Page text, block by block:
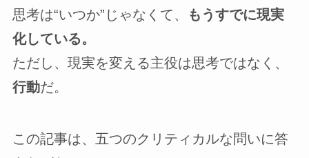
思考は“いつか”じゃなくて、
もうすでに現実
化している。
ただし、現実を変える主役は思考ではなく、
行動だ。
この記事は、五つのクリティカルな問いに答